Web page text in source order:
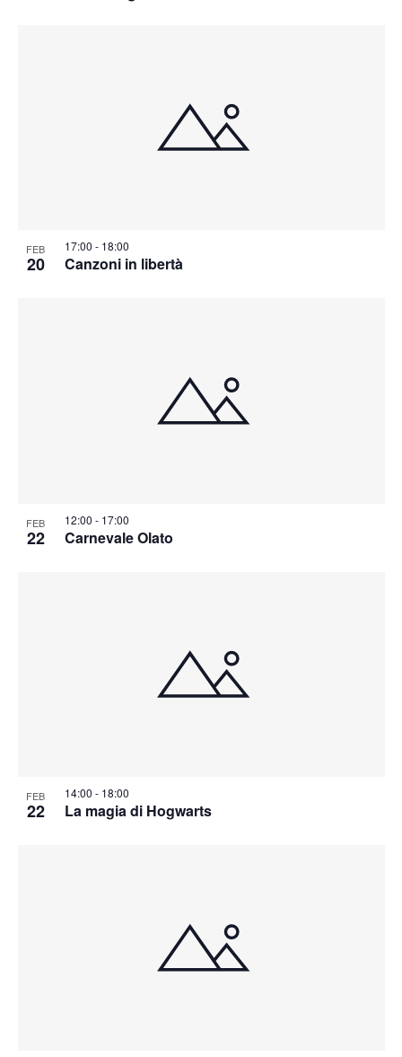
FEB
20 Canzoni in libertà
17:00 - 18:00
FEB
22 Carnevale Olato
12:00 - 17:00
FEB
22 La magia di Hogwarts
14:00 - 18:00